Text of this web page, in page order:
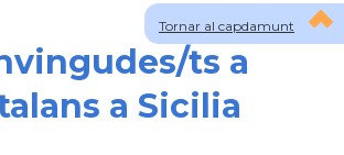
Tornar al capdamunt
ts a
a Sicilia